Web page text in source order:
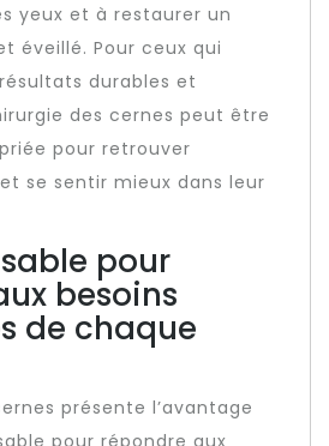
yeux et à restaurer un
éveillé. Pour ceux qui
durables et
des cernes peut être
pour retrouver
se sentir mieux dans leur
pour
besoins
de chaque
présente l’avantage
pour répondre aux